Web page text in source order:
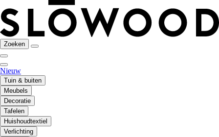
Zoeken
Nieuw
Tuin & buiten
Meubels
Decoratie
Tafelen
Huishoudtextiel
Verlichting